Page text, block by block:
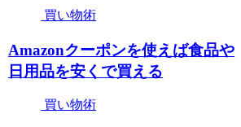
買い物術
Amazonクーポンを使えば食品や
日用品を安くで買える
買い物術